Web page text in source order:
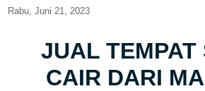
Rabu, Juni 21, 2023
JUAL TEMPAT
CAIR DARI